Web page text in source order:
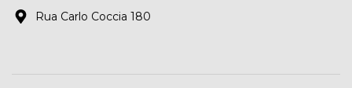
Rua Carlo Coccia 180